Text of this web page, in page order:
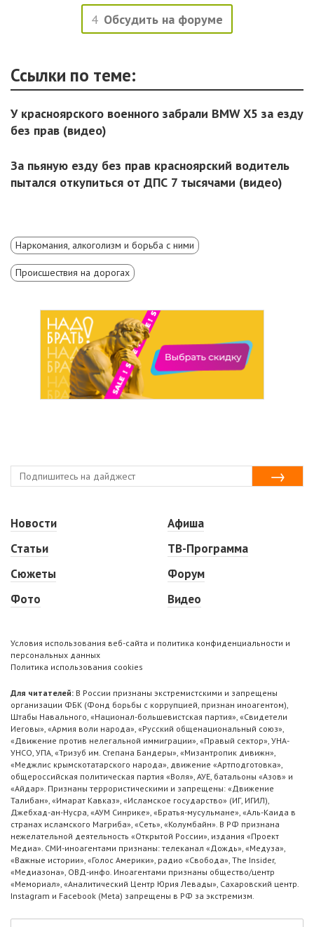
4 Обсудить на форуме
Ссылки по теме:
У красноярского военного забрали BMW X5 за езду
без прав (видео)
За пьяную езду без прав красноярский водитель
пытался откупиться от ДПС 7 тысячами (видео)
Наркомания, алкоголизм и борьба с ними
Происшествия на дорогах
Новости
Статьи
Сюжеты
Фото
Афиша
ТВ-Программа
Форум
Видео
Условия использования веб-сайта и политика конфиденциальности и
персональных данных
Политика использования cookies
Для читателей: В России признаны экстремистскими и запрещены
организации ФБК (Фонд борьбы с коррупцией, признан иноагентом),
Штабы Навального, «Национал-большевистская партия», «Свидетели
Иеговы», «Армия воли народа», «Русский общенациональный союз»,
«Движение против нелегальной иммиграции», «Правый сектор», УНА-
УНСО, УПА, «Тризуб им. Степана Бандеры», «Мизантропик дивижн»,
«Меджлис крымскотатарского народа», движение «Артподготовка»,
общероссийская политическая партия «Воля», АУЕ, батальоны «Азов» и
«Айдар». Признаны террористическими и запрещены: «Движение
Талибан», «Имарат Кавказ», «Исламское государство» (ИГ, ИГИЛ),
Джебхад-ан-Нусра, «АУМ Синрике», «Братья-мусульмане», «Аль-Каида в
странах исламского Магриба», «Сеть», «Колумбайн». В РФ признана
нежелательной деятельность «Открытой России», издания «Проект
Медиа». СМИ-иноагентами признаны: телеканал «Дождь», «Медуза»,
«Важные истории», «Голос Америки», радио «Свобода», The Insider,
«Медиазона», ОВД-инфо. Иноагентами признаны общество/центр
«Мемориал», «Аналитический Центр Юрия Левады», Сахаровский центр.
Instagram и Facebook (Metа) запрещены в РФ за экстремизм.